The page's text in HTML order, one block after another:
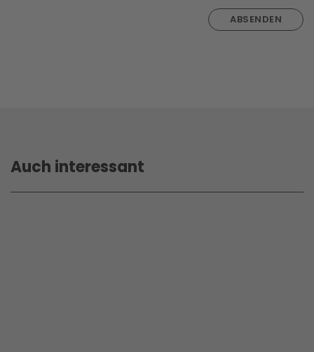
ABSENDEN
Auch interessant